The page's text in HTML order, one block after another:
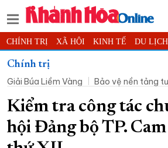
CHÍNH TRỊ XÃ HỘI KINH TẾ DU LỊCH
THỂ THAO
KHOA HỌC - CÔNG NGHỆ PHÁP LUẬT
THẾ GIỚI MULTIMEDIA VIDEO ĐỌC
PODCAST THÔNG TIN - QUẢNG CÁO
QUY HOẠCH TỈNH KHÁNH HÒA
Chính trị
Giải Búa Liềm Vàng
Bảo vệ nền tảng
Kiểm tra công tác
hội Đảng bộ TP.